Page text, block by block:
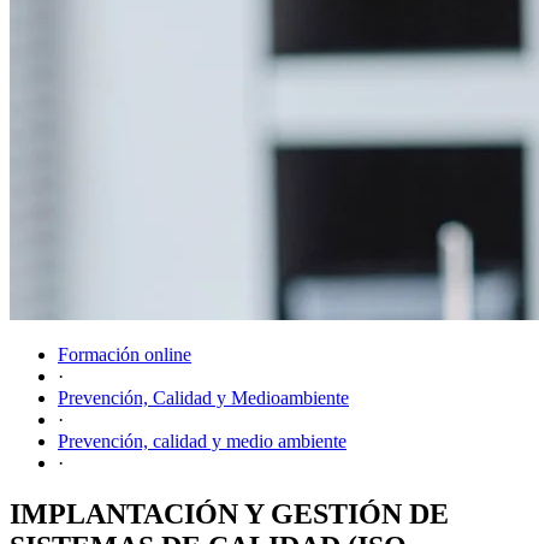
Formación online
·
Prevención, Calidad y Medioambiente
·
Prevención, calidad y medio ambiente
·
IMPLANTACIÓN Y GESTIÓN DE